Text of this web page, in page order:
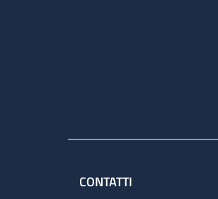
CONTATTI